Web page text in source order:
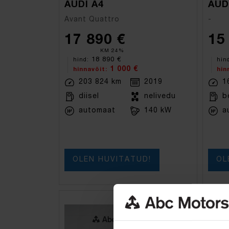
AUDI A4
Avant Quattro
17 890 €
KM 24%
hind: 18 890 €
hinnavõit:
1 000 €
203 824 km
2019
diisel
nelivedu
automaat
140 kW
OLEN HUVITATUD!
-
15